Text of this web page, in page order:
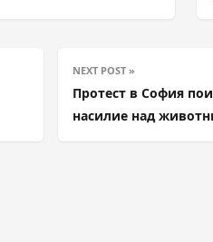
NEXT POST »
Протест в София
насилие над